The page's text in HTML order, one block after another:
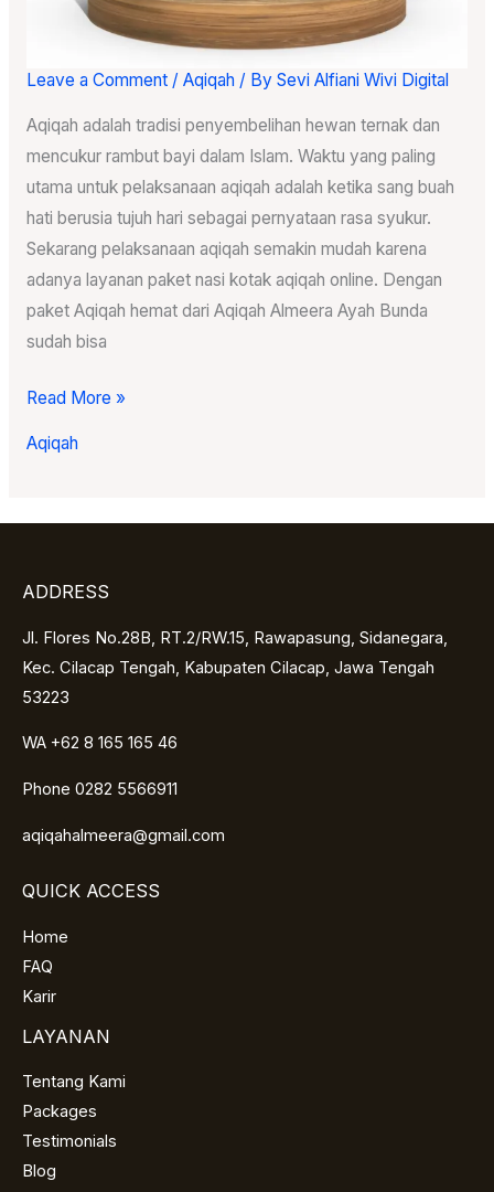
Leave a Comment / Aqiqah/ By Sevi Alfiani Wivi Digital
Aqiqah adalah tradisi penyembelihan hewan ternak dan
mencukur rambut bayi dalam Islam. Waktu yang paling
utama untuk pelaksanaan aqiqah adalah ketika sang buah
hati berusia tujuh hari sebagai pernyataan rasa syukur.
Sekarang pelaksanaan aqiqah semakin mudah karena
adanya layanan paket nasi kotak aqiqah online. Dengan
paket Aqiqah hemat dari Aqiqah Almeera Ayah Bunda
sudah bisa
Paket
Nasi
Read More »
Aqiqah
ADDRESS
Jl. Flores No.28B, RT.2/RW.15, Rawapasung, Sidanegara,
Kec. Cilacap Tengah, Kabupaten Cilacap, Jawa Tengah
53223
WA +62 8 165 165 46
Phone 0282 5566911
aqiqahalmeera@gmail.com
QUICK ACCESS
Home
FAQ
Karir
LAYANAN
Tentang Kami
Packages
Testimonials
Blog